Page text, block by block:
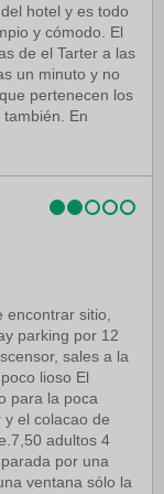
hotel y es todo
y cómodo. El
de el Tarter a las
un minuto y no
pertenecen los
En
sitio,
parking por 12
sales a la
lioso El
para la poca
el colacao de
adultos 4
por una
ventana sólo la